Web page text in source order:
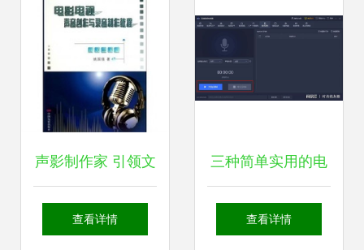
声影制作家 引领文
艺创作新风尚的全
查看详情
三种简单实用的电
脑录音方法，轻松
查看详情